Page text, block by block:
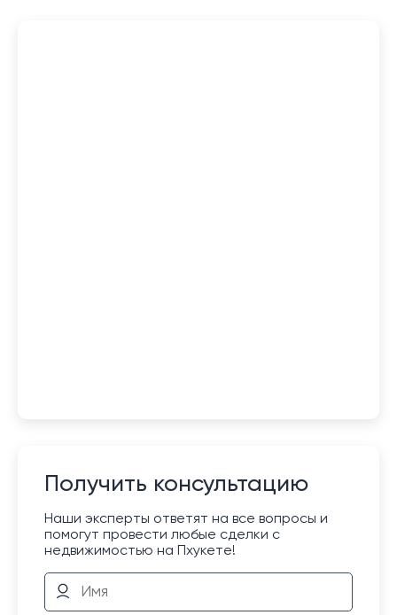
Получить консультацию
Наши эксперты ответят на все вопросы и
помогут провести любые сделки с
недвижимостью на Пхукете!